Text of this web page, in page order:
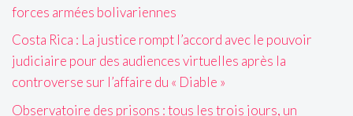
forces armées bolivariennes
Costa Rica : La justice rompt l’accord avec le pouvoir
judiciaire pour des audiences virtuelles après la
controverse sur l’affaire du « Diable »
Observatoire des prisons : tous les trois jours, un